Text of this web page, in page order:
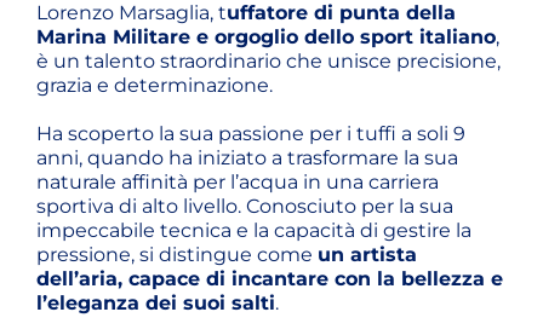
Lorenzo Marsaglia, tuffatore di punta della
Marina Militare e orgoglio dello sport italiano,
è un talento straordinario che unisce precisione,
grazia e determinazione.
Ha scoperto la sua passione per i tuffi a soli 9
anni, quando ha iniziato a trasformare la sua
naturale affinità per l’acqua in una carriera
sportiva di alto livello. Conosciuto per la sua
impeccabile tecnica e la capacità di gestire la
pressione, si distingue come un artista
dell’aria, capace di incantare con la bellezza e
l’eleganza dei suoi salti.